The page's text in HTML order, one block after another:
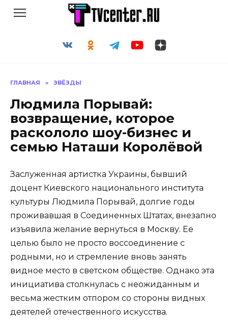
ГЛАВНАЯ » ЗВЁЗДЫ
Людмила Порывай:
возвращение, которое
раскололо шоу-бизнес и
семью Наташи Королёвой
Заслуженная артистка Украины, бывший
доцент Киевского национального института
культуры Людмила Порывай, долгие годы
проживавшая в Соединенных Штатах, внезапно
изъявила желание вернуться в Москву. Ее
целью было не просто воссоединение с
родными, но и стремление вновь занять
видное место в светском обществе. Однако эта
инициатива столкнулась с неожиданным и
весьма жестким отпором со стороны видных
деятелей отечественного искусства.